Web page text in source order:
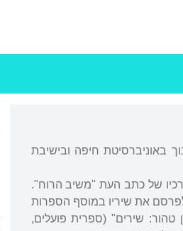
באוניברסיטת חיפה ובישיבת
של כתב העת "משיב הרוח".
את שיריו במוסף הספרות
שירים" (ספרית פועלים,